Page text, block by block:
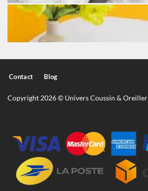
Contact Blog
Copyright 2026 © Univers Coussin & Oreiller